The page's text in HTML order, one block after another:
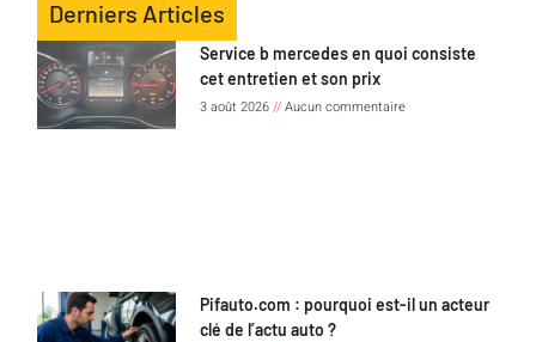
Derniers Articles
Service b mercedes en quoi consiste
cet entretien et son prix
3 août 2026 Aucun commentaire
Pifauto.com : pourquoi est-il un acteur
clé de l’actu auto ?